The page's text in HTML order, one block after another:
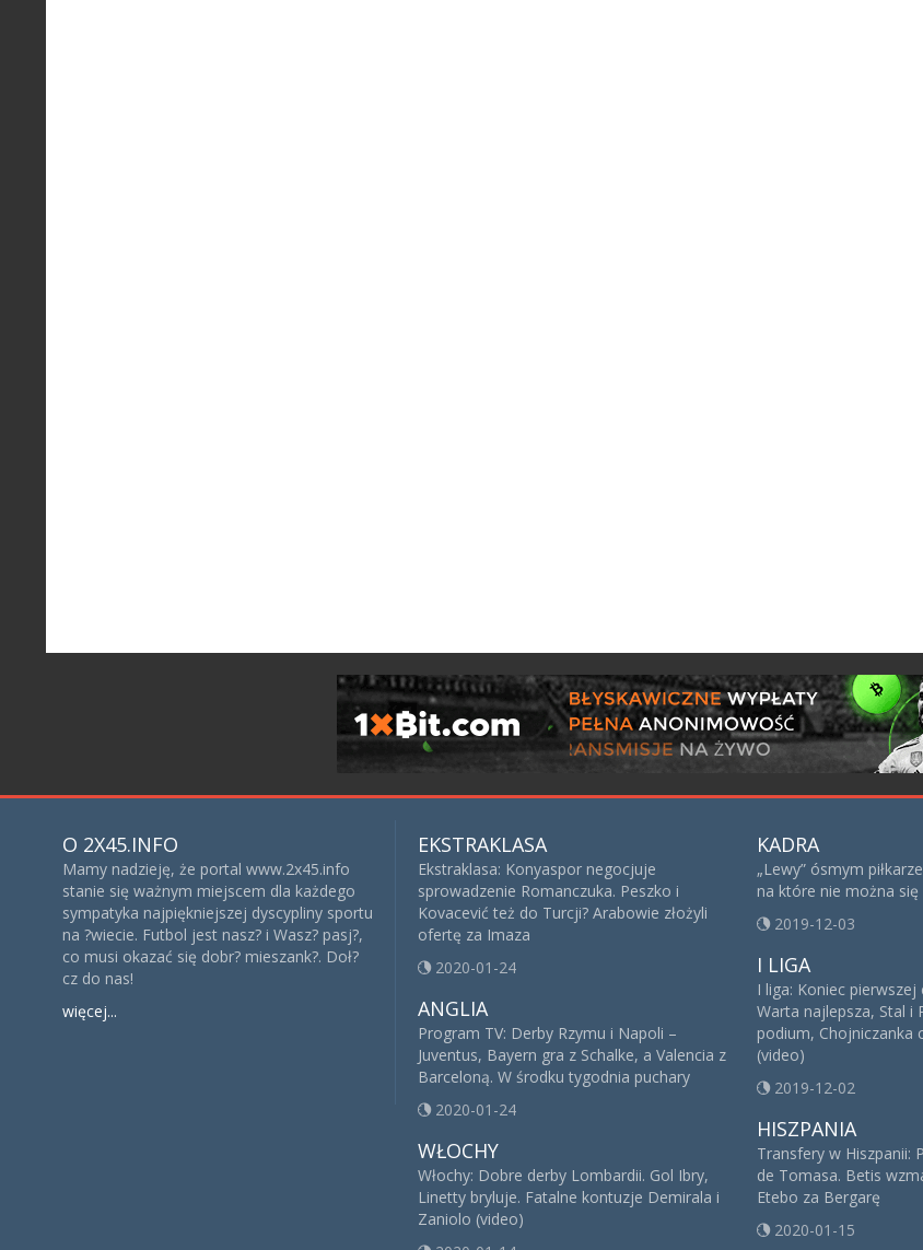
O 2X45.INFO
Mamy nadzieję, że portal www.2x45.info
stanie się ważnym miejscem dla każdego
sympatyka najpiękniejszej dyscypliny sportu
na ?wiecie. Futbol jest nasz? i Wasz? pasj?,
co musi okazać się dobr? mieszank?. Doł?
cz do nas!
więcej...
EKSTRAKLASA
Ekstraklasa: Konyaspor negocjuje
sprowadzenie Romanczuka. Peszko i
Kovacević też do Turcji? Arabowie złożyli
ofertę za Imaza
2020-01-24
ANGLIA
Program TV: Derby Rzymu i Napoli –
Juventus, Bayern gra z Schalke, a Valencia z
Barceloną. W środku tygodnia puchary
2020-01-24
WŁOCHY
Włochy: Dobre derby Lombardii. Gol Ibry,
Linetty bryluje. Fatalne kontuzje Demirala i
Zaniolo (video)
KADRA
„Lewy” ósmym
na które nie można się
2019-12-03
I LIGA
I liga: Koniec pierwszej
Warta najlepsza, Stal i
podium, Chojniczanka
(video)
2019-12-02
HISZPANIA
Transfery w Hiszpanii:
de Tomasa. Betis
Etebo za Bergarę
2020-01-15